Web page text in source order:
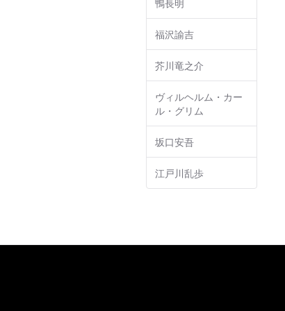
鴨長明
福沢諭吉
芥川竜之介
ヴィルヘルム・カー
ル・グリム
坂口安吾
江戸川乱歩